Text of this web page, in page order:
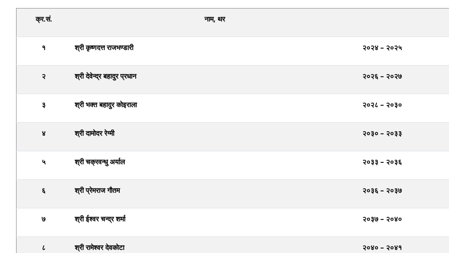
क्र.सं. नाम, थर
१ श्री कृष्णदत्त राजभण्डारी २०२४ – २०२५
२ श्री देवेन्द्र बहादुर प्रधान २०२६ – २०२७
३ श्री भक्त बहादुर कोइराला २०२८ – २०३०
४ श्री दामोदर रेग्मी २०३० – २०३३
५ श्री चक्रवन्धु अर्याल २०३३ – २०३६
६ श्री प्रेमराज गौतम २०३६ – २०३७
७ श्री ईश्वर चन्द्र शर्मा २०३७ – २०४०
८ श्री रामेश्वर देवकोटा २०४० – २०४१